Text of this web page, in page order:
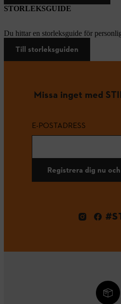
STORLEKSGUIDE
Du hittar en storleksguide för
Till storleksguiden
Missa inget med
E-POSTADRESS
Registrera dig nu